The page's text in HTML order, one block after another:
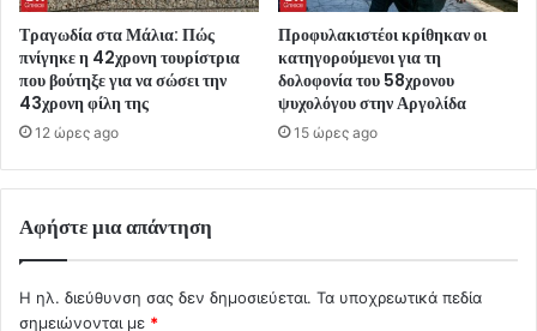
Τραγωδία στα Μάλια: Πώς
πνίγηκε η 42χρονη τουρίστρια
που βούτηξε για να σώσει την
43χρονη φίλη της
12 ώρες ago
Προφυλακιστέοι κρίθηκαν οι
κατηγορούμενοι για τη
δολοφονία του 58χρονου
ψυχολόγου στην Αργολίδα
15 ώρες ago
Αφήστε μια απάντηση
Η ηλ. διεύθυνση σας δεν δημοσιεύεται. Τα υποχρεωτικά πεδία
σημειώνονται με *